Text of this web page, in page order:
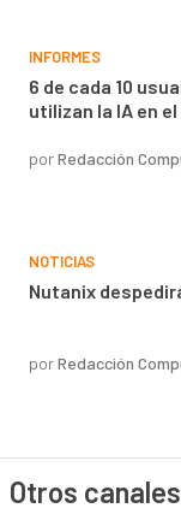
INFORMES
6 de cada 10
utilizan la IA en
porRedacción
NOTICIAS
Nutanix
porRedacción
Otros canales